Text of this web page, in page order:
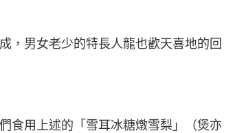
，男女老少的特長人龍也歡天喜地的回
食用上述的「雪耳冰糖燉雪梨」（煲亦